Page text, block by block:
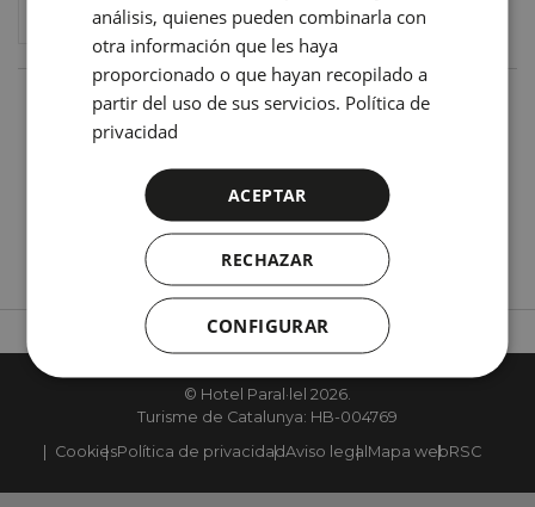
Poeta Cabanyes, 5-7
08004 Barcelona. España
Tfno.: +34 93 329 11 04
em@il:
hparalel@nnhotels.com
Go to KOREAN
© Hotel Paral·lel 2026.
Turisme de Catalunya: HB-004769
CookiesPolítica de privacidadAviso legalMapa webRSC
ITALIAN
análisis, quienes pueden combinarla con
otra información que les haya
proporcionado o que hayan recopilado a
partir del uso de sus servicios. Política de
privacidad
ACEPTAR
RECHAZAR
CONFIGURAR